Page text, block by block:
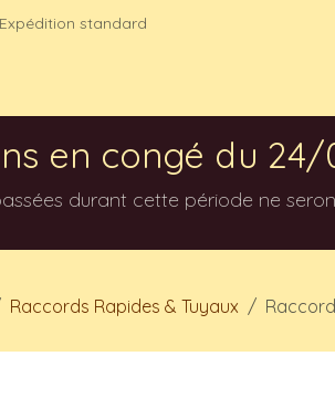
Expédition standard
en congé du 24/
durant cette période ne
Raccords Rapides & Tuyaux